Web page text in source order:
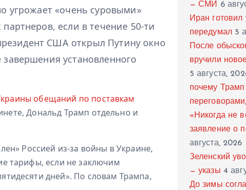
угрожает «очень суровыми»
если в течение 50-ти
США открыл Путину окно
установленного
обещаний по поставкам
Дональд Трамп отдельно и
Россией из-за войны в Украине,
тарифы, если не заключим
дней». По словам Трампа,
— СМИ 6
Иран готовил
передумал 5
После
вручили
5 августа,
почему
«Никогда не
заявление о
августа, 2026
Зеленский
— указы 4
До зимы